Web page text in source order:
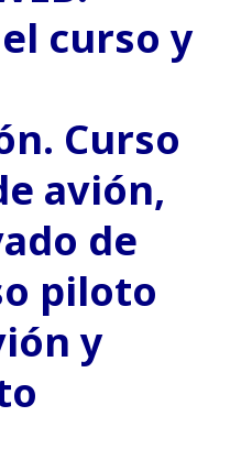
curso y
Curso
avión,
de
piloto
y